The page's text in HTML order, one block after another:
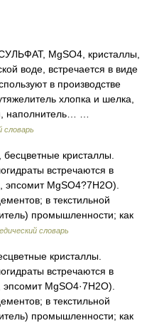
MgSO4, кристаллы,
воде, встречается в виде
в производстве
хлопка и шелка,
наполнитель… …
словарь
кристаллы.
встречаются в
эпсомит MgSO4?7H2O).
в текстильной
промышленности; как
словарь
кристаллы.
встречаются в
MgSO4·7Н2O).
в текстильной
промышленности; как